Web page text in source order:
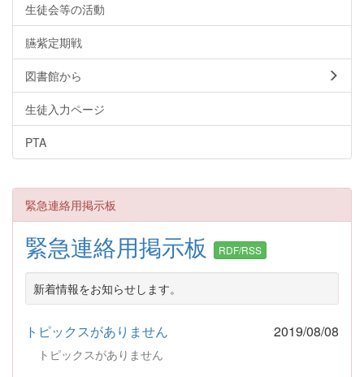
生徒会等の活動
臙紫定期戦
図書館から
生徒入力ページ
PTA
緊急連絡用掲示板
緊急連絡用掲示板 RDF/RSS
新着情報をお知らせします。
トピックスがありません 2019/08/08
トピックスがありません